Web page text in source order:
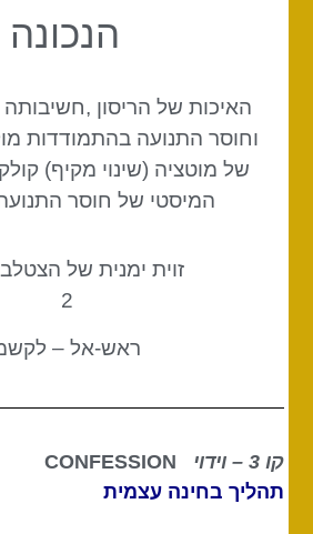
הנכונה
האיכות של הריסון
וחוסר התנועה בהתמודדות
של מוטציה (שינוי מקיף)
המיסטי של חוסר
זוית ימנית של
2
ראש-אל –
קו 3 – וידוי
CONFESSION
תהליך בחינה עצמית